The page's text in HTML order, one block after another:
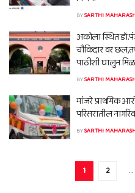
BYSARTHI
अकोला स्थित
चौकिदार वर
पाठीशी घालुन
BYSARTHI
मांंजरे प्राथमिक
परिसरातील
BYSARTHI
1 2 …